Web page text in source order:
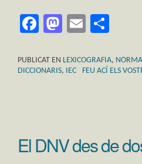
Facebook
Mastodon
Email
PUBLICAT EN LEXICOGRAFIA,
DICCIONARIS, IEC FEU ACÍ ELS
El DNV des de